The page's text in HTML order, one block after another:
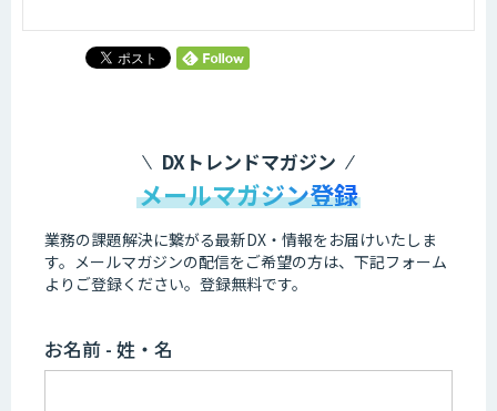
DXトレンドマガジン
メールマガジン登録
業務の課題解決に繋がる最新DX・情報をお届けいたしま
す。 メールマガジンの配信をご希望の方は、下記フォーム
よりご登録ください。登録無料です。
お名前 - 姓・名